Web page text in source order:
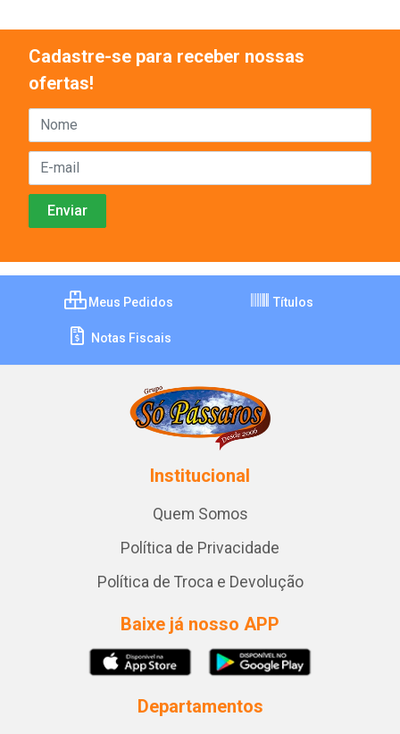
Cadastre-se para receber nossas
ofertas!
Meus Pedidos Títulos
Notas Fiscais
Institucional
Quem Somos
Política de Privacidade
Política de Troca e Devolução
Baixe já nosso APP
Departamentos